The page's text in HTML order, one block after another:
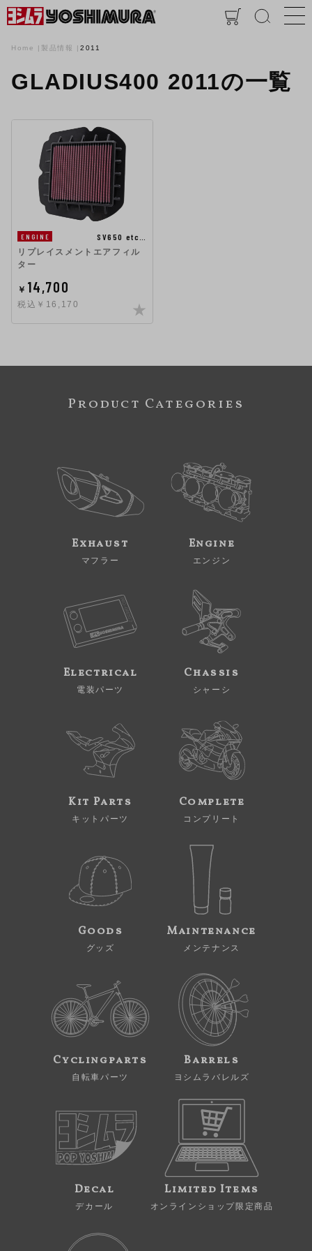
Home 製品情報 2011
GLADIUS400 2011の一覧
ENGINE
SV650 etc…
リプレイスメントエアフィル
ター
￥ 14,700
税込￥16,170
Product Categories
Exhaust
マフラー
Engine
エンジン
Electrical
電装パーツ
Chassis
シャーシ
Kit Parts
キットパーツ
Complete
コンプリート
Goods
グッズ
Maintenance
メンテナンス
Cyclingparts
自転車パーツ
Barrels
ヨシムラバレルズ
Decal
デカール
Limited Items
オンラインショップ限定商品